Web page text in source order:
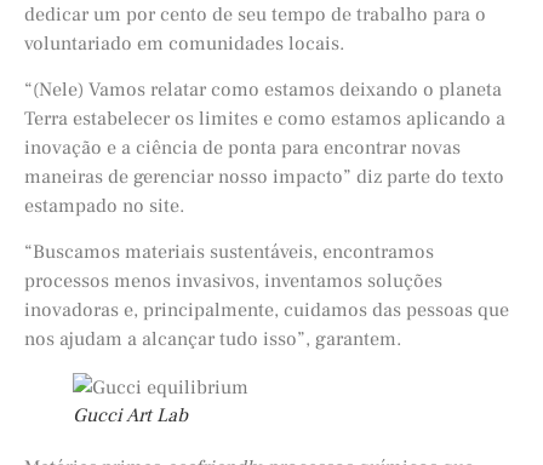
dedicar um por cento de seu tempo de trabalho para o
voluntariado em comunidades locais.
“(Nele) Vamos relatar como estamos deixando o planeta
Terra estabelecer os limites e como estamos aplicando a
inovação e a ciência de ponta para encontrar novas
maneiras de gerenciar nosso impacto” diz parte do texto
estampado no site.
“Buscamos materiais sustentáveis, encontramos
processos menos invasivos, inventamos soluções
inovadoras e, principalmente, cuidamos das pessoas que
nos ajudam a alcançar tudo isso”, garantem.
Gucci Art Lab